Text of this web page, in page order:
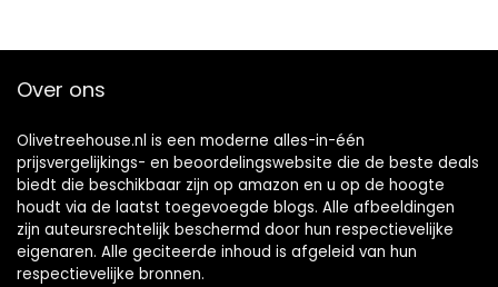
– 93m³/h
Over ons
Olivetreehouse.nl is een moderne alles-in-één
prijsvergelijkings- en beoordelingswebsite die de beste deals
biedt die beschikbaar zijn op amazon en u op de hoogte
houdt via de laatst toegevoegde blogs. Alle afbeeldingen
zijn auteursrechtelijk beschermd door hun respectievelijke
eigenaren. Alle geciteerde inhoud is afgeleid van hun
respectievelijke bronnen.